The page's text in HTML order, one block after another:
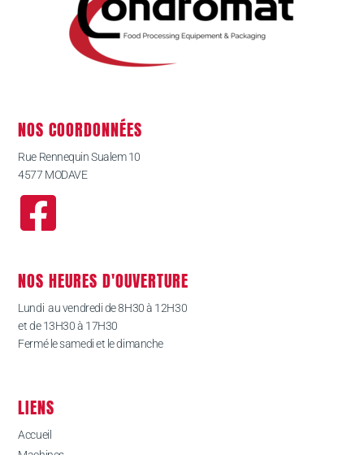
NOS COORDONNÉES
Rue Rennequin Sualem 10
4577 MODAVE
NOS HEURES D'OUVERTURE
Lundi au vendredi de 8H30 à 12H30
et de 13H30 à 17H30
Fermé le samedi et le dimanche
LIENS
Accueil